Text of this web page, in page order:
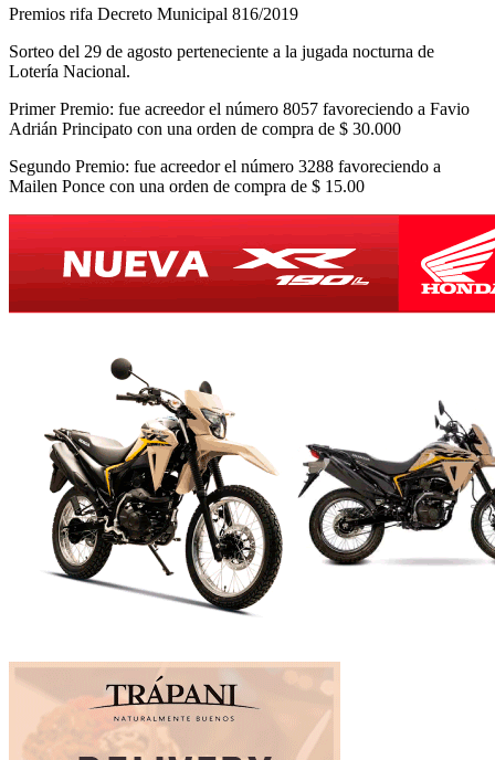
Premios rifa Decreto Municipal 816/2019
Sorteo del 29 de agosto perteneciente a la jugada nocturna de
Lotería Nacional.
Primer Premio: fue acreedor el número 8057 favoreciendo a Favio
Adrián Principato con una orden de compra de $ 30.000
Segundo Premio: fue acreedor el número 3288 favoreciendo a
Mailen Ponce con una orden de compra de $ 15.00